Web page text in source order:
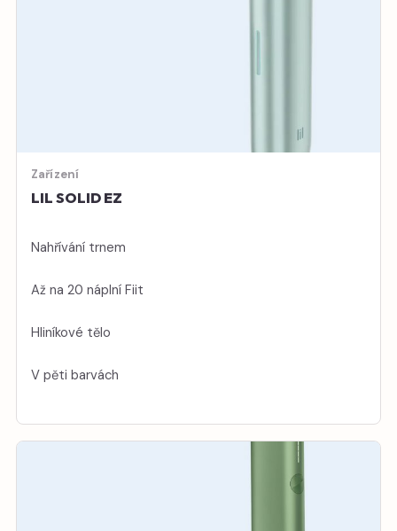
Zařízení
LIL SOLID EZ
Nahřívání trnem
Až na 20 náplní Fiit
Hliníkové tělo
V pěti barvách